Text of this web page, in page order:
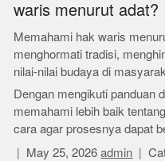
waris menurut adat?
Memahami hak waris
menghormati tradisi,
nilai-nilai budaya di
Dengan mengikuti panduan
memahami lebih baik
cara agar prosesnya dapat
May 25, 2026 admin